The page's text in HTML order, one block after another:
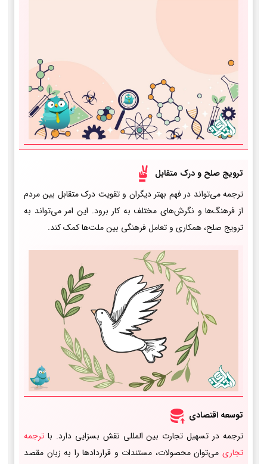
ترویج صلح و درک متقابل
ترجمه می‌تواند در فهم بهتر دیگران و تقویت درک متقابل بین مردم
از فرهنگ‌ها و نگرش‌های مختلف به کار برود. این امر می‌تواند به
ترویج صلح، همکاری و تعامل فرهنگی بین ملت‌ها کمک کند.
توسعه اقتصادی
ترجمه در تسهیل تجارت بین المللی نقش بسزایی دارد. با ترجمه
تجاری می‌توان محصولات، مستندات و قراردادها را به زبان مقصد